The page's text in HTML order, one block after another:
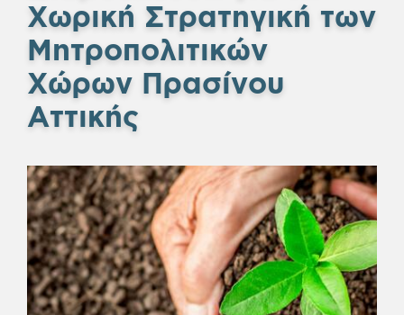
Χωρική Στρατηγική των
Μητροπολιτικών
Χώρων Πρασίνου
Αττικής